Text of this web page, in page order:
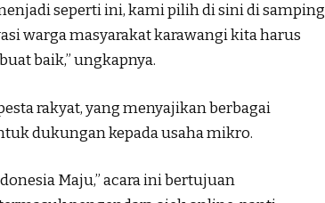
seperti ini, kami pilih di sini di samping
warga masyarakat karawangi kita harus
baik,” ungkapnya.
rakyat, yang menyajikan berbagai
dukungan kepada usaha mikro.
Maju,” acara ini bertujuan